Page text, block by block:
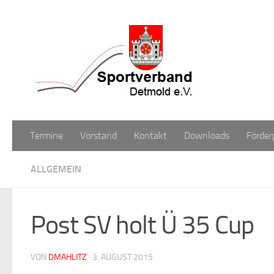
Termine Vorstand Kontakt Downloads
ALLGEMEIN
Post SV holt Ü 35 Cup
VON DMAHLITZ · 3. AUGUST 2015